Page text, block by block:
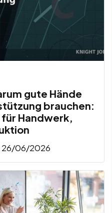
gute Hände
brauchen:
Handwerk,
26/06/2026